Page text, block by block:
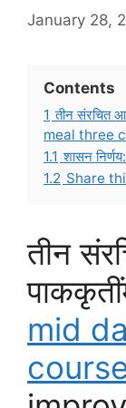
January 28,
Contents
1 तीन संरचित
meal three
1.1 शासन निर्णय:
1.2 Share
तीन
mid